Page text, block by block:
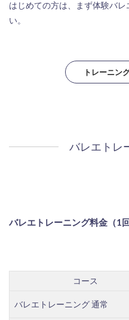
はじめての方は、まず体験バ
い。
トレーニン
バレエトレ
バレエトレーニング料金（1回
コース
バレエトレーニング 通常